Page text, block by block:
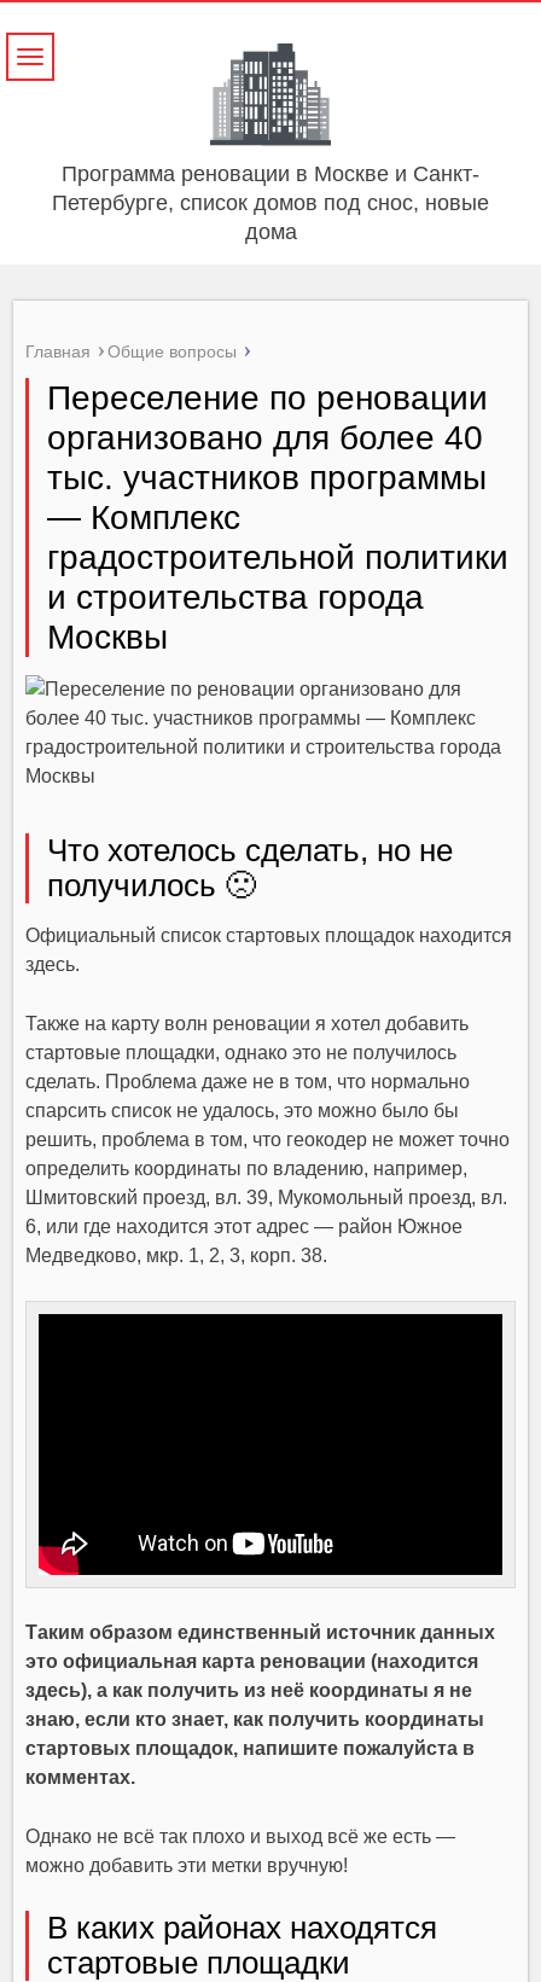
Программа реновации в Москве и Санкт-
Петербурге, список домов под снос, новые
дома
Навигация
Главная Общие вопросы
Переселение по реновации
организовано для более 40
тыс. участников программы
— Комплекс
градостроительной политики
и строительства города
Москвы
Что хотелось сделать, но не
получилось 🙁
Официальный список стартовых площадок находится
здесь.
Также на карту волн реновации я хотел добавить
стартовые площадки, однако это не получилось
сделать. Проблема даже не в том, что нормально
спарсить список не удалось, это можно было бы
решить, проблема в том, что геокодер не может точно
определить координаты по владению, например,
Шмитовский проезд, вл. 39, Мукомольный проезд, вл.
6, или где находится этот адрес — район Южное
Медведково, мкр. 1, 2, 3, корп. 38.
Таким образом единственный источник данных
это официальная карта реновации (находится
здесь), а как получить из неё координаты я не
знаю, если кто знает, как получить координаты
стартовых площадок, напишите пожалуйста в
комментах.
Однако не всё так плохо и выход всё же есть —
можно добавить эти метки вручную!
В каких районах находятся
стартовые площадки